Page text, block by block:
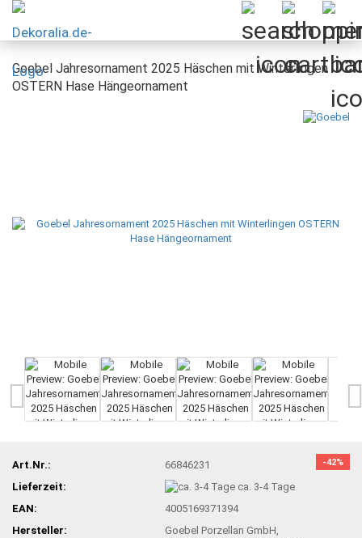
Goebel Jahresornament 2025 Häschen mit Winterlingen
OSTERN Hase Hängeornament
-42%
Art.Nr.:
66846231
Lieferzeit:
ca. 3-4 Tage
EAN:
4005169371394
Hersteller:
Goebel Porzellan GmbH,